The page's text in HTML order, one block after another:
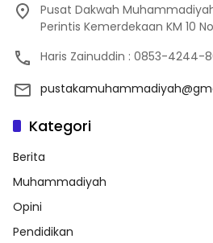
Pusat Dakwah
Perintis Kemerdekaan KM 10
Haris Zainuddin : 0853-4244-
Kategori
Berita
Muhammadiyah
Opini
Pendidikan